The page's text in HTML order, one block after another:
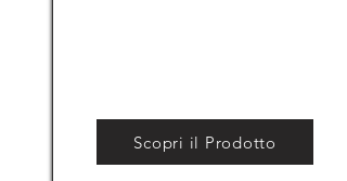
Scopri il Prodotto